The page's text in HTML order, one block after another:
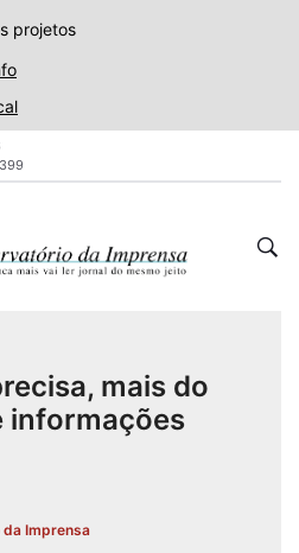
projetos
mais do
informações
Imprensa